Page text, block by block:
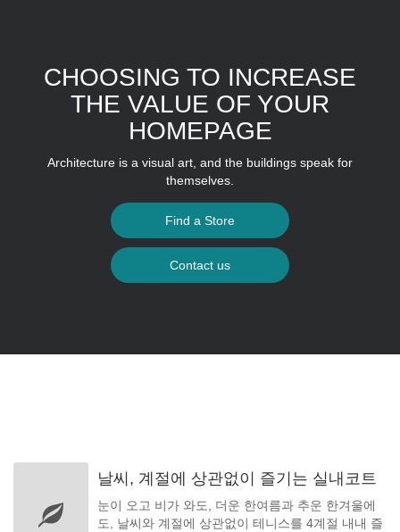
CHOOSING TO INCREASE
THE VALUE OF YOUR
HOMEPAGE
Architecture is a visual art, and the buildings speak for
themselves.
Find a Store
Contact us
날씨, 계절에 상관없이 즐기는 실내코트
눈이 오고 비가 와도, 더운 한여름과 추운 한겨울에
도, 날씨와 계절에 상관없이 테니스를 4계절 내내 즐